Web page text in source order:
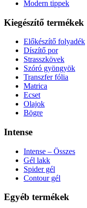
Modern tippek
Kiegészítő termékek
Előkészítő folyadék
Díszítő por
Strasszkövek
Szóró gyöngyök
Transzfer fólia
Matrica
Ecset
Olajok
Bögre
Intense
Intense – Összes
Gél lakk
Spider gél
Contour gél
Egyéb termékek